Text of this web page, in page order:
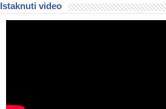
Istaknuti video